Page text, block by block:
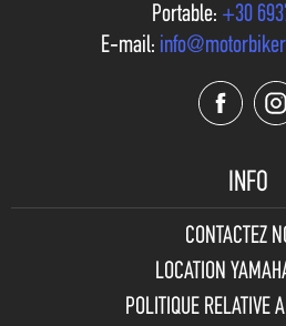
Portable: +30
E-mail:
INFO
CONTACTEZ
LOCATION
POLITIQUE RELATIVE